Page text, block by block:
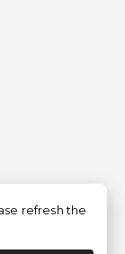
refresh the